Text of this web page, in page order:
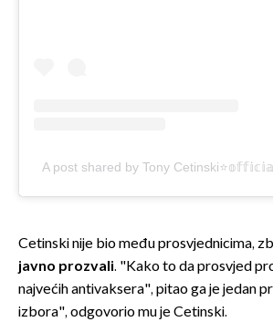
A post shared by Tony
Cetinski nije bio među prosvjednicima,
javno prozvali. "Kako to da prosvjed
najvećih antivaksera", pitao ga je jedan
izbora", odgovorio mu je Cetinski.